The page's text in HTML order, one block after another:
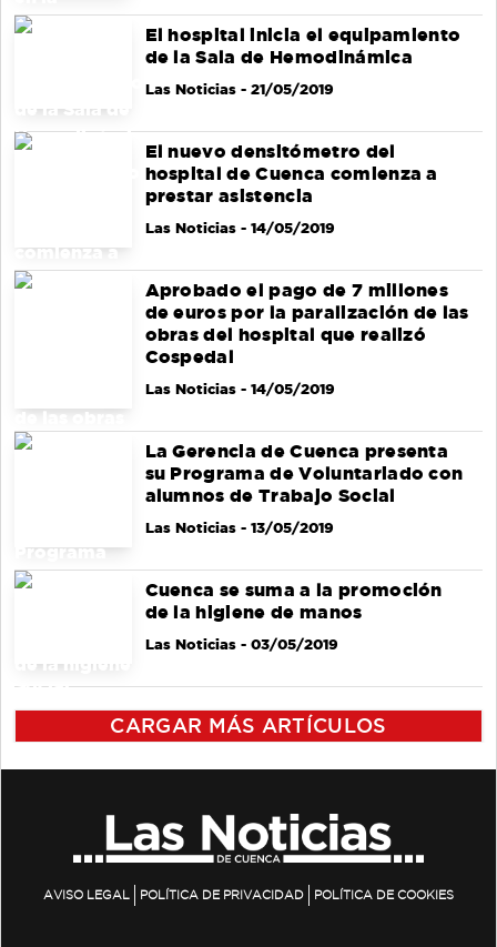
El hospital inicia el equipamiento
de la Sala de Hemodinámica
Las Noticias- 21/05/2019
El nuevo densitómetro del
hospital de Cuenca comienza a
prestar asistencia
Las Noticias- 14/05/2019
Aprobado el pago de 7 millones
de euros por la paralización de las
obras del hospital que realizó
Cospedal
Las Noticias- 14/05/2019
La Gerencia de Cuenca presenta
su Programa de Voluntariado con
alumnos de Trabajo Social
Las Noticias- 13/05/2019
Cuenca se suma a la promoción
de la higiene de manos
Las Noticias- 03/05/2019
CARGAR MÁS ARTÍCULOS
AVISO LEGAL POLÍTICA DE PRIVACIDAD POLÍTICA DE COOKIES